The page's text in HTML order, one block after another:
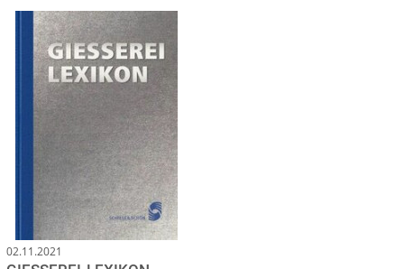
02.11.2021